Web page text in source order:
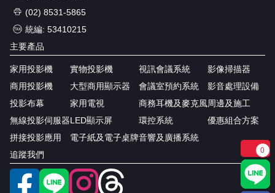
(02) 8531-5865
統編: 53410215
主要產品
家用投影機
商用投影機
投影布幕
無線投影伺服器
拼接投影應用
實物投影機
大型商用顯示器
家用電視
LED顯示屏
電子紙及電子桌牌
視訊會議系統
會議室預約系統
商務耳機及麥克風
環控系統
音響及廣播系統
影像掃描器
影音處理設備
周邊及施工
優惠組合方案
追蹤我們 0